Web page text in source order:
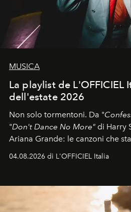
MUSICA
La playlist de L'OFFICIEL
dell'estate 2026
Non solo tormentoni. Da "
"Don't Dance No More" di Harry
Ariana Grande: le canzoni che
colonna sonora della stagione.
04.08.2026 di L'OFFICIEL Italia